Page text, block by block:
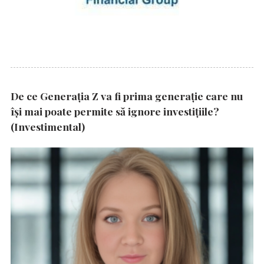
De ce Generația Z va fi prima generație care nu
își mai poate permite să ignore investițiile?
(Investimental)